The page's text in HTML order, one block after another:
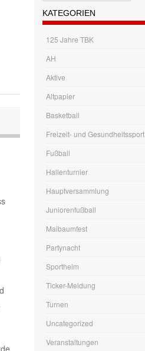
KATEGORIEN
125 Jahre TBK
AH
Aktive
Altpapier
Basketball
Freizeit- und Gesundheitssport
Fußball
Hallenturnier
Hauptversammlung
Juniorenfußball
Maibaumfest
Partynacht
Sportheim
Ticker-Meldung
Turnen
Uncategorized
Veranstaltungen